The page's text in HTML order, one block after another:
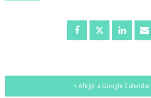
+ Afegir a Google Calendar